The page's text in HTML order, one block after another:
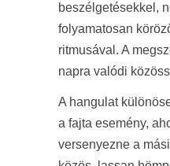
beszélgetésekkel,
folyamatosan
ritmusával. A
napra valódi
A hangulat
a fajta esemény,
versenyezne a